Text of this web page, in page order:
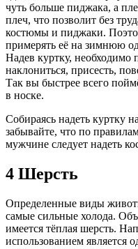
чуть больше пиджака, а
плеч, что позволит без
костюмы и пиджаки.
примерять её на зимнюю
Надев куртку, необходимо
наклониться, присесть,
Так вы быстрее всего
в носке.
Собираясь надеть куртку
забывайте, что по
мужчине следует надеть
4 Шерсть
Определенные виды
самые сильные холода.
имеется тёплая шерсть.
использованием является